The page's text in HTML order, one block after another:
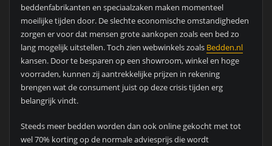
beddenfabrikanten en speciaalzaken maken momenteel
moeilijke tijden door. De slechte economische omstandigheden
zorgen er voor dat mensen grote aankopen zoals een bed zo
lang mogelijk uitstellen. Toch zien webwinkels zoals Bedden.nl
kansen. Door te besparen op een showroom, winkel en hoge
voorraden, kunnen zij aantrekkelijke prijzen in rekening
brengen wat de consument juist op deze crisis tijden erg
belangrijk vindt.
Steeds meer bedden worden dan ook online gekocht met tot
wel 70% korting op de normale adviesprijs die wordt